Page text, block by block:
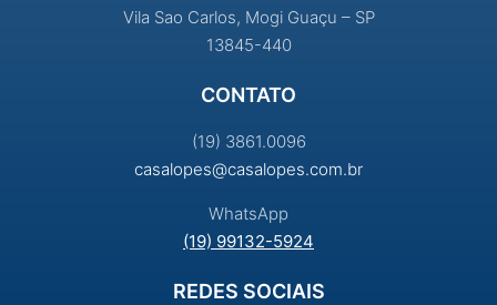
Vila Sao Carlos, Mogi Guaçu – SP
13845-440
CONTATO
(19) 3861.0096
casalopes@casalopes.com.br
WhatsApp
(19) 99132-5924
REDES SOCIAIS